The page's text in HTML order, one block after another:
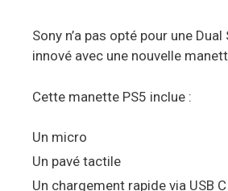
Sony n’a pas opté pour une
innové avec une nouvelle
Cette manette PS5 inclue :
Un micro
Un pavé tactile
Un chargement rapide via USB C